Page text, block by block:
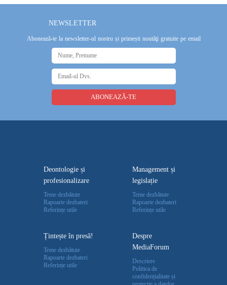
NEWSLETTER
Abonează-te la newsletter-ul nostru și primești noutăţi gratuite pe email
Deontologie și
profesionalizare
Teme dezbătute
Rapoarte dezbateri
Referințe utile
Management și
legislație
Teme dezbătute
Rapoarte dezbateri
Referințe utile
Țintește în presă!
Teme dezbătute
Rapoarte dezbateri
Referințe utile
Despre
MediaForum
Descriere
Politica de
confidențialitate și